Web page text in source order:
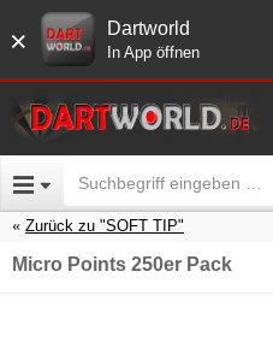
× Dartworld
In App öffnen
Zurück zu "SOFT TIP"
Micro Points 250er Pack